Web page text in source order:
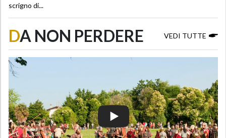
scrigno di...
DA NON PERDERE VEDI TUTTE